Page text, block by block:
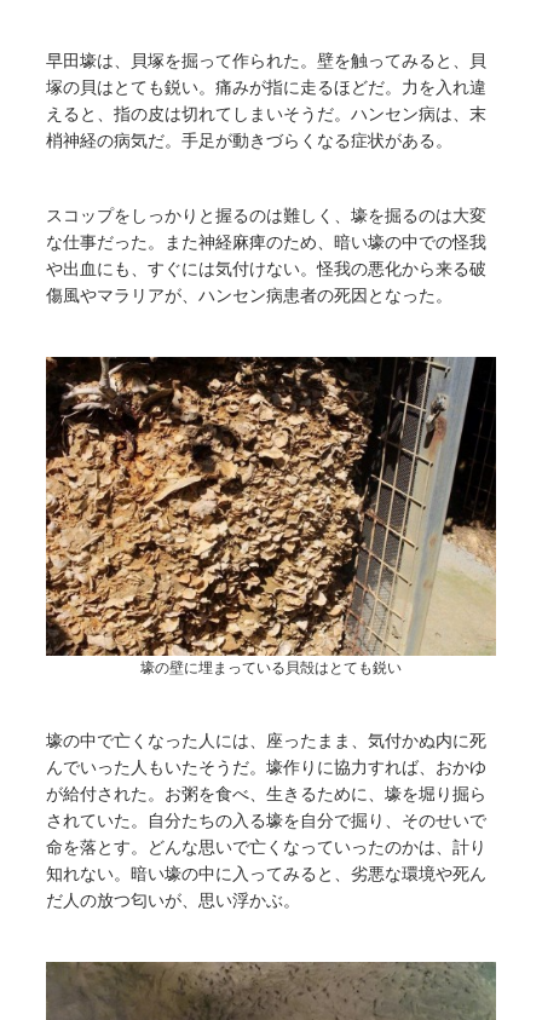
早田壕は、貝塚を掘って作られた。壁を触ってみると、貝
塚の貝はとても鋭い。痛みが指に走るほどだ。力を入れ違
えると、指の皮は切れてしまいそうだ。ハンセン病は、末
梢神経の病気だ。手足が動きづらくなる症状がある。
スコップをしっかりと握るのは難しく、壕を掘るのは大変
な仕事だった。また神経麻痺のため、暗い壕の中での怪我
や出血にも、すぐには気付けない。怪我の悪化から来る破
傷風やマラリアが、ハンセン病患者の死因となった。
壕の壁に埋まっている貝殻はとても鋭い
壕の中で亡くなった人には、座ったまま、気付かぬ内に死
んでいった人もいたそうだ。壕作りに協力すれば、おかゆ
が給付された。お粥を食べ、生きるために、壕を堀り掘ら
されていた。自分たちの入る壕を自分で掘り、そのせいで
命を落とす。どんな思いで亡くなっていったのかは、計り
知れない。暗い壕の中に入ってみると、劣悪な環境や死ん
だ人の放つ匂いが、思い浮かぶ。